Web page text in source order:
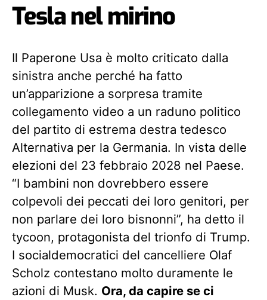
Tesla nel mirino
Il Paperone Usa è molto criticato dalla
sinistra anche perché ha fatto
un’apparizione a sorpresa tramite
collegamento video a un raduno politico
del partito di estrema destra tedesco
Alternativa per la Germania. In vista delle
elezioni del 23 febbraio 2028 nel Paese.
“I bambini non dovrebbero essere
colpevoli dei peccati dei loro genitori, per
non parlare dei loro bisnonni”, ha detto il
tycoon, protagonista del trionfo di Trump.
I socialdemocratici del cancelliere Olaf
Scholz contestano molto duramente le
azioni di Musk. Ora, da capire se ci